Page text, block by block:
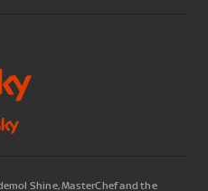
Shine, MasterChef and the